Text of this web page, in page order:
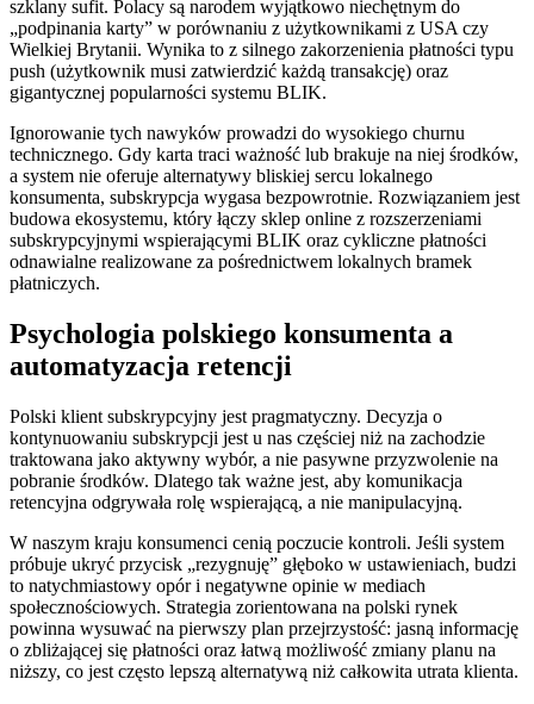
szklany sufit. Polacy są narodem wyjątkowo niechętnym do
„podpinania karty” w porównaniu z użytkownikami z USA czy
Wielkiej Brytanii. Wynika to z silnego zakorzenienia płatności typu
push (użytkownik musi zatwierdzić każdą transakcję) oraz
gigantycznej popularności systemu BLIK.
Ignorowanie tych nawyków prowadzi do wysokiego churnu
technicznego. Gdy karta traci ważność lub brakuje na niej środków,
a system nie oferuje alternatywy bliskiej sercu lokalnego
konsumenta, subskrypcja wygasa bezpowrotnie. Rozwiązaniem jest
budowa ekosystemu, który łączy sklep online z rozszerzeniami
subskrypcyjnymi wspierającymi BLIK oraz cykliczne płatności
odnawialne realizowane za pośrednictwem lokalnych bramek
płatniczych.
Psychologia polskiego konsumenta a
automatyzacja retencji
Polski klient subskrypcyjny jest pragmatyczny. Decyzja o
kontynuowaniu subskrypcji jest u nas częściej niż na zachodzie
traktowana jako aktywny wybór, a nie pasywne przyzwolenie na
pobranie środków. Dlatego tak ważne jest, aby komunikacja
retencyjna odgrywała rolę wspierającą, a nie manipulacyjną.
W naszym kraju konsumenci cenią poczucie kontroli. Jeśli system
próbuje ukryć przycisk „rezygnuję” głęboko w ustawieniach, budzi
to natychmiastowy opór i negatywne opinie w mediach
społecznościowych. Strategia zorientowana na polski rynek
powinna wysuwać na pierwszy plan przejrzystość: jasną informację
o zbliżającej się płatności oraz łatwą możliwość zmiany planu na
niższy, co jest często lepszą alternatywą niż całkowita utrata klienta.